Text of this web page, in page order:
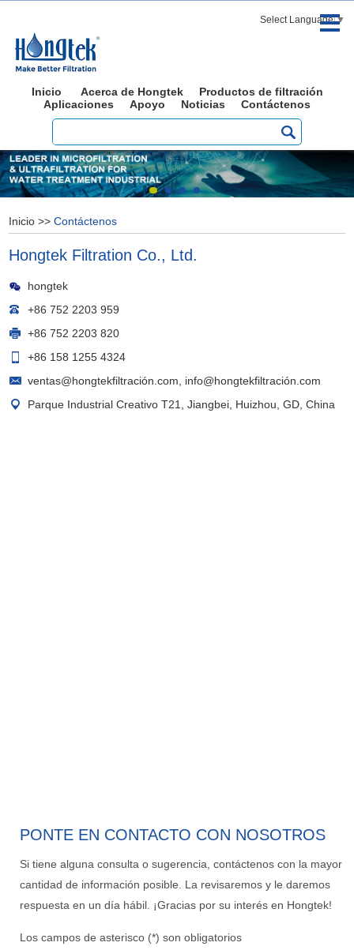
Select Language ▼
Inicio Acerca de Hongtek
Productos de filtración
Aplicaciones
Apoyo Noticias Contáctenos
Inicio >>Contáctenos
Hongtek Filtration Co., Ltd.
hongtek
+86 752 2203 959
+86 752 2203 820
+86 158 1255 4324
ventas@hongtekfiltración.com, info@hongtekfiltración.com
Parque Industrial Creativo T21, Jiangbei, Huizhou, GD, China
PONTE EN CONTACTO CON NOSOTROS
Si tiene alguna consulta o sugerencia, contáctenos con la mayor
cantidad de información posible. La revisaremos y le daremos
respuesta en un día hábil. ¡Gracias por su interés en Hongtek!
Los campos de asterisco (*) son obligatorios